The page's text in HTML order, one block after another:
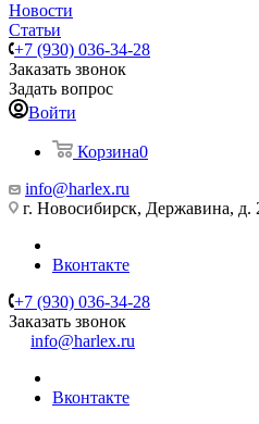
Новости
Статьи
+7 (930) 036-34-28
Заказать звонок
Задать вопрос
Войти
Корзина0
info@harlex.ru
г. Новосибирск, Державина,
Вконтакте
+7 (930) 036-34-28
Заказать звонок
info@harlex.ru
Вконтакте